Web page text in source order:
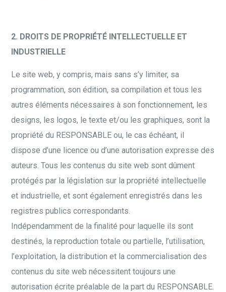
2. DROITS DE PROPRIÉTÉ INTELLECTUELLE ET
INDUSTRIELLE
Le site web, y compris, mais sans s’y limiter, sa
programmation, son édition, sa compilation et tous les
autres éléments nécessaires à son fonctionnement, les
designs, les logos, le texte et/ou les graphiques, sont la
propriété du RESPONSABLE ou, le cas échéant, il
dispose d’une licence ou d’une autorisation expresse des
auteurs. Tous les contenus du site web sont dûment
protégés par la législation sur la propriété intellectuelle
et industrielle, et sont également enregistrés dans les
registres publics correspondants.
Indépendamment de la finalité pour laquelle ils sont
destinés, la reproduction totale ou partielle, l’utilisation,
l’exploitation, la distribution et la commercialisation des
contenus du site web nécessitent toujours une
autorisation écrite préalable de la part du RESPONSABLE.